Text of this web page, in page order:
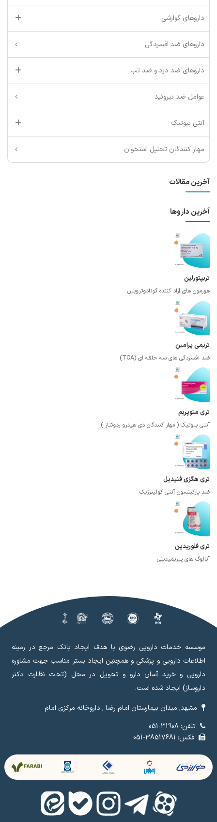
داروهای گوارشی
داروهای ضد افسردگی
داروهای ضد درد و ضد تب
عوامل ضد تیروئید
آنتی بیوتیک
مهار کنندگان تحلیل استخوان
آخرین مقالات
آخرین داروها
تریپتورلین
هورمون های آزاد کننده گونادوتروپین
تریمی پرامین
ضد افسردگی های سه حلقه ای (TCA)
تری متوپریم
آنتی بیوتیک ( مهار کنندگان دی هیدرو ردوکتاز )
تری هگزی فنیدیل
ضد پارکینسون آنتی کولینرژیک
تری فلوریدین
آنالوگ های پیریمیدینی
موسسه خدمات دارویی رضوی با هدف ایجاد بانک مرجع در زمینه
اطلاعات دارویی و پزشکی و همچنین ایجاد بستر مناسب جهت مشاوره
دارویی و خرید آسان دارو و تحویل در محل (تحت نظارت دکتر
داروساز) ایجاد شده است.
مشهد, میدان بیمارستان امام رضا , داروخانه مرکزی امام
تلفن: 31908-051
فکس: 38517681-051